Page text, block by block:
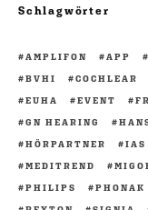
Schlagwörter
AMPLIFON APP
BVHI
COCHLEAR
EUHA
EVENT
GN HEARING
HÖRPARTNER
IAS
MEDITREND
PHILIPS
PHONAK